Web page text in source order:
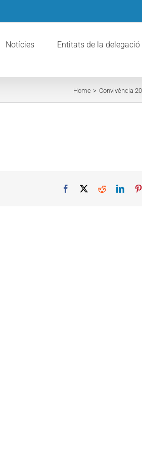
Notícies Entitats de la delegació
Home Convivència
Facebook Reddit